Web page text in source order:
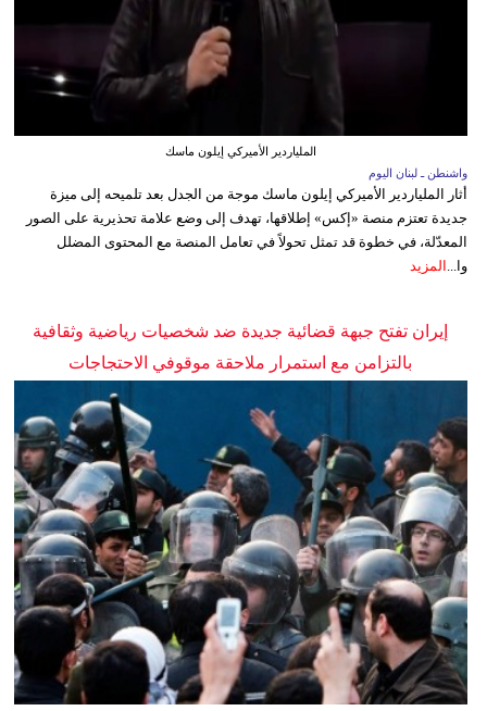
الملياردير الأميركي إيلون ماسك
واشنطن ـ لبنان اليوم
أثار الملياردير الأميركي إيلون ماسك موجة من الجدل بعد تلميحه إلى ميزة
جديدة تعتزم منصة «إكس» إطلاقها، تهدف إلى وضع علامة تحذيرية على الصور
المعدّلة، في خطوة قد تمثل تحولاً في تعامل المنصة مع المحتوى المضلل
وا...
المزيد
إيران تفتح جبهة قضائية جديدة ضد شخصيات رياضية وثقافية
بالتزامن مع استمرار ملاحقة موقوفي الاحتجاجات